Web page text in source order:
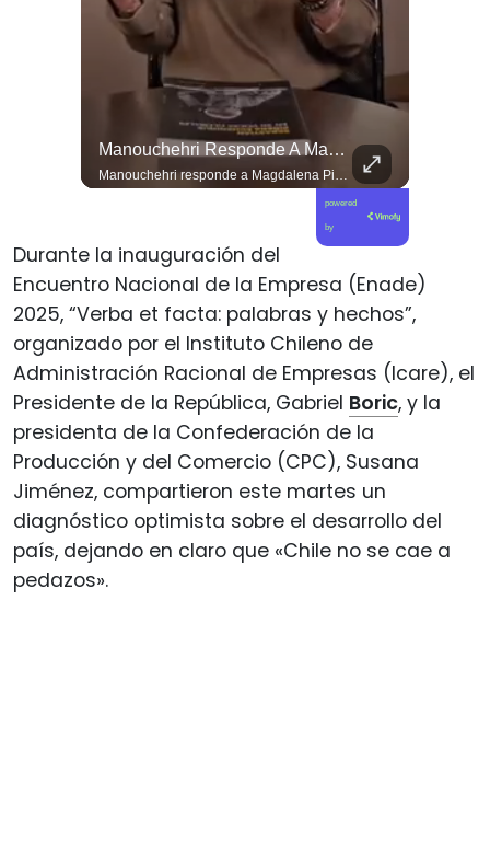
Manouchehri Responde A Magdalena Piñera: “Les Molesta Que Toquemos A Los Que Se Creían Intocables”, , El Diputado Daniel Manouchehri (PS) Respondió A Los Dichos...
Manouchehri responde a Magdalena Piñera: “Les molesta que toquemos a los que se creían intocables” El diputado Daniel Manouchehri (PS) respondió a los dichos de Magdalena Piñera, hija del expresidente Sebastián Piñera, quien en una entrevista afirmó que “no quiero un Congreso lleno de Manouchehris (…) nadie lo sigue”, en el marco de una reflexión sobre el debate público y el legado del exmandatario. El parlamentario por la Región de Coquimbo defendió su trabajo legislativo y fiscalizador, apuntando a que su respaldo ciudadano y sus acciones contra redes de poder contradicen las críticas formuladas por la hija del exmandatario. “Magdalena Piñera dice que nadie nos sigue. Los casi 100 mil votos en la última elección, récord histórico para un parlamentario en mi región, dicen otra cosa. Ese respaldo es un mandato para enfrentar los abusos de los poderosos. Nuestras acusaciones constitucionales terminaron con tres jueces destituidos y nuestras denuncias abrieron investigaciones penales en el Caso Hermosilla, entre ellas la que investiga a Chadwick”, indicó Manouchehri.
powered
by
Durante la inauguración del
Encuentro Nacional de la Empresa (Enade)
2025, “Verba et facta: palabras y hechos”,
organizado por el Instituto Chileno de
Administración Racional de Empresas (Icare), el
Presidente de la República, Gabriel Boric, y la
presidenta de la Confederación de la
Producción y del Comercio (CPC), Susana
Jiménez, compartieron este martes un
diagnóstico optimista sobre el desarrollo del
país, dejando en claro que «Chile no se cae a
pedazos».